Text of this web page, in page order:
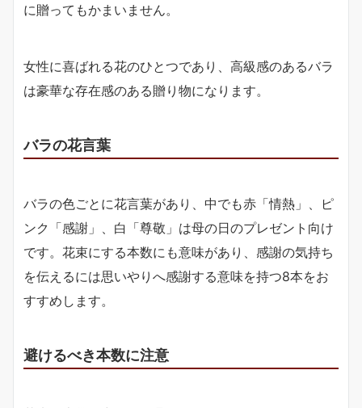
に贈ってもかまいません。
女性に喜ばれる花のひとつであり、高級感のあるバラ
は豪華な存在感のある贈り物になります。
バラの花言葉
バラの色ごとに花言葉があり、中でも赤「情熱」、ピ
ンク「感謝」、白「尊敬」は母の日のプレゼント向け
です。花束にする本数にも意味があり、感謝の気持ち
を伝えるには思いやりへ感謝する意味を持つ8本をお
すすめします。
避けるべき本数に注意